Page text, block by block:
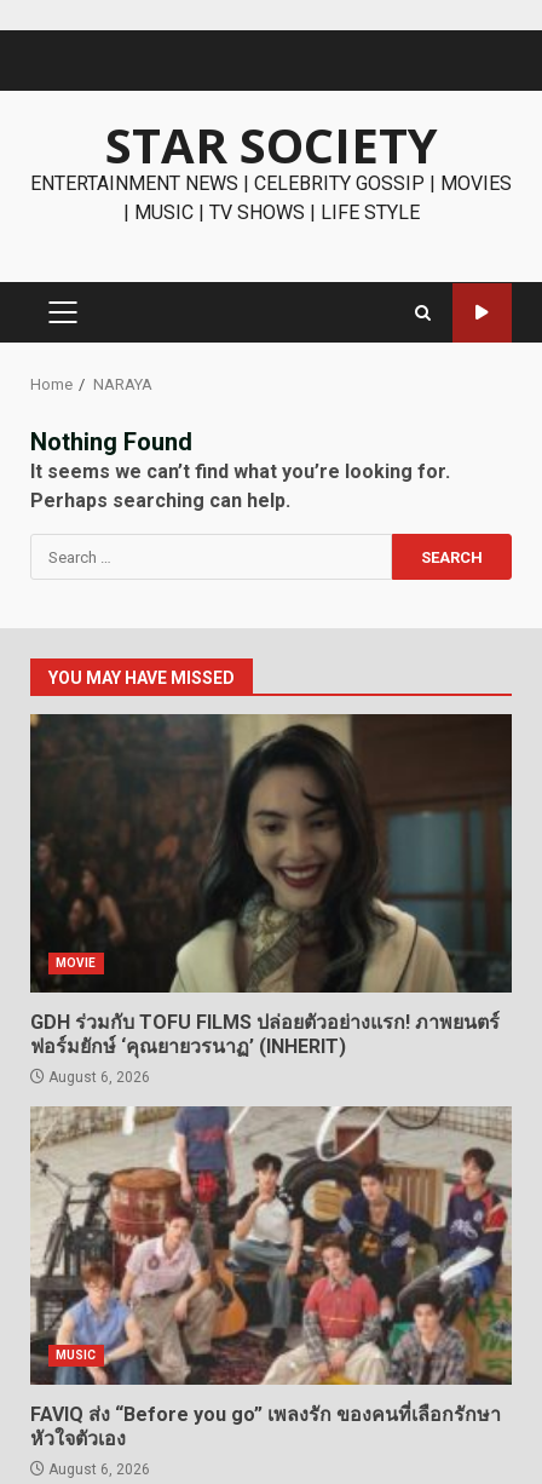
STAR SOCIETY
ENTERTAINMENT NEWS | CELEBRITY GOSSIP | MOVIES
| MUSIC | TV SHOWS | LIFE STYLE
PRIMARY
Home NARAYA
Nothing Found
It seems we can’t find what you’re looking for.
Perhaps searching can help.
Search
for:
YOU MAY HAVE MISSED
MOVIE
GDH ร่วมกับ TOFU FILMS ปล่อยตัวอย่างแรก! ภาพยนตร์
ฟอร์มยักษ์ ‘คุณยายวรนาฏ’ (INHERIT)
August 6, 2026
MUSIC
FAVIQ ส่ง “Before you go” เพลงรัก ของคนที่เลือกรักษา
หัวใจตัวเอง
August 6, 2026